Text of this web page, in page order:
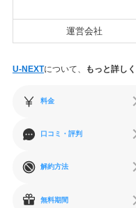
運営会社
U-NEXTについて、 もっと詳し
料金
口コミ・評判
解約方法
無料期間